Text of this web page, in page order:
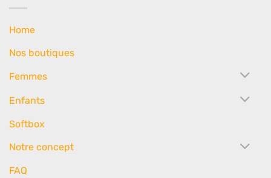
Home
Nos boutiques
Femmes
Enfants
Softbox
Notre concept
FAQ